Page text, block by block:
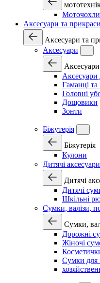
Моточохли
Аксесуари та прикраси
Аксесуари та
Аксесуари
Аксесуари
Аксесуари
Гаманці
Головні
Дощовики
Зонти
Біжутерія
Біжутерія
Кулони
Дитячі аксесуари
Дитячі
Дитячі
Шкільні
Сумки, валізи,
Сумки,
Дорожні
Жіночі
Сумки для